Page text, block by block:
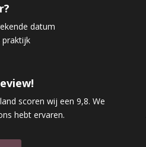
datum
praktijk
scoren wij een 9,8. We
hebt ervaren.